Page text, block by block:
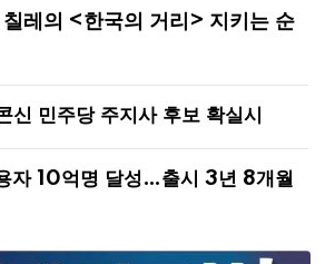
레의 <한국의 거리> 지키는 순
신 민주당 주지사 후보 확실시
자 10억명 달성…출시 3년 8개월